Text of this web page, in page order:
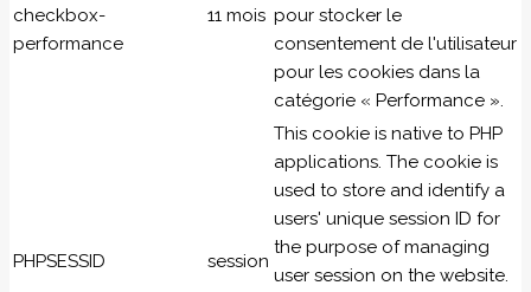
checkbox-
performance
11 mois pour stocker le
consentement de l'utilisateur
pour les cookies dans la
catégorie « Performance ».
PHPSESSID session
This cookie is native to PHP
applications. The cookie is
used to store and identify a
users' unique session ID for
the purpose of managing
user session on the website.